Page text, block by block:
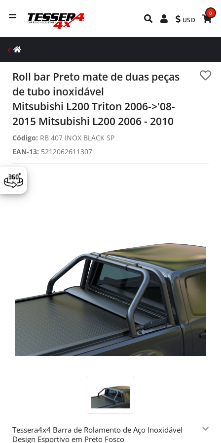
USD
0
Roll bar Preto mate de duas peças
de tubo inoxidável
Mitsubishi L200 Triton 2006->'08-
2015 Mitsubishi L200 2006 - 2010
Código: RB 407 INOX BLACK SP
EAN-13: 5212062611307
Tessera4x4 Barra de Rolamento de Aço Inoxidável
Design Esportivo em Preto Fosco